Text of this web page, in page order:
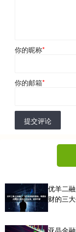
你的昵称*
你的邮箱*
提交评论
优羊二
财的三